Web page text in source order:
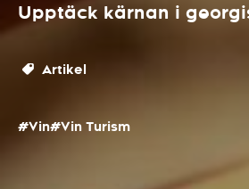
Upptäck kärnan i
Artikel
#Vin#Vin Turism